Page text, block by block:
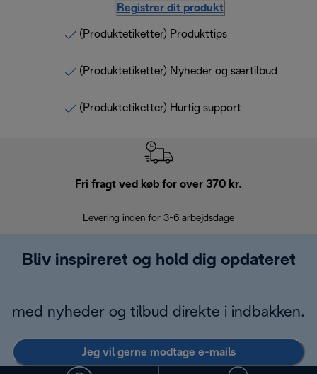
Registrer dit produkt
(Produktetiketter) Produkttips
(Produktetiketter) Nyheder og særtilbud
(Produktetiketter) Hurtig support
Fri fragt ved køb for over 370 kr.
Levering inden for 3-6 arbejdsdage
Bliv inspireret og hold dig opdateret
med nyheder og tilbud direkte i indbakken.
Jeg vil gerne modtage e-mails